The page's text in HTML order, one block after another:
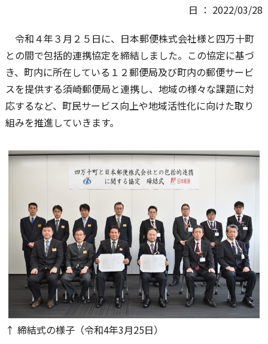
日 ： 2022/03/28
令和４年３月２５日に、日本郵便株式会社様と四万十町
との間で包括的連携協定を締結しました。この協定に基づ
き、町内に所在している１２郵便局及び町内の郵便サービ
スを提供する須崎郵便局と連携し、地域の様々な課題に対
応するなど、町民サービス向上や地域活性化に向けた取り
組みを推進していきます。
↑ 締結式の様子（令和4年3月25日）